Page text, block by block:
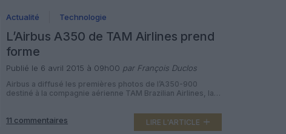
Actualité Technologie
L’Airbus A350 de TAM Airlines prend
forme
Publié le 6 avril 2015 à 09h00 par François Duclos
Airbus a diffusé les premières photos de l’A350-900
destiné à la compagnie aérienne TAM Brazilian Airlines, la
début 2016. Quatrième compagnie à mettre en service le
dernier-né d’Airbus après Qatar Airways, Vietnam Airlines
et Finnair, la compagnie brésilienne a vu son premier A350-
11 commentaires LIRE L'ARTICLE